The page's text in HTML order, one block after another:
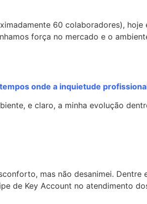
60 colaboradores),
força no mercado e o
onde a inquietude
e claro, a minha evolução
mas não desanimei.
de Key Account no atendimento